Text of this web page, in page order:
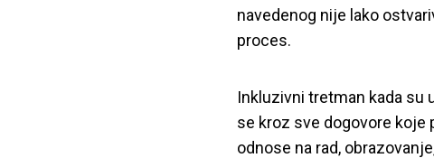
navedenog nije lako
proces.
Inkluzivni tretman kada su
se kroz sve dogovore koje
odnose na rad,